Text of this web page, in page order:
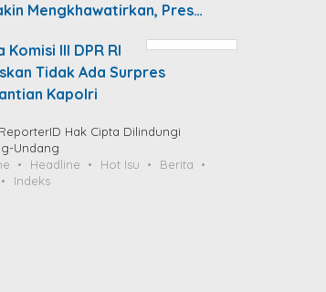
Mengkhawatirkan, Pres…
Komisi III DPR RI
Tidak Ada Surpres
Kapolri
Hak Cipta Dilindungi
Undang
Headline Hot Isu
Berita
Indeks